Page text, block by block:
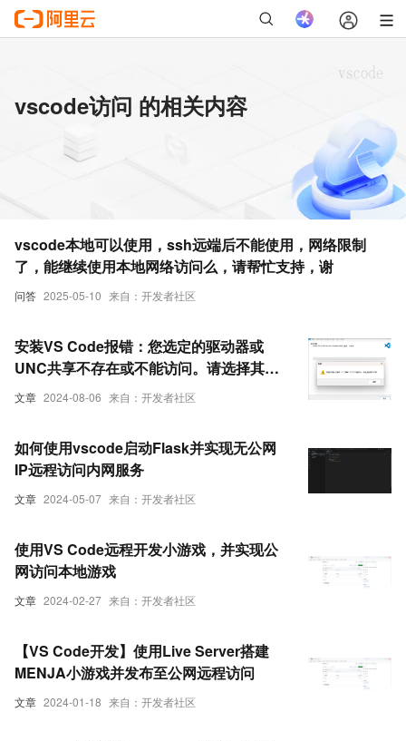
vscode访问 的相关内容
问答 2025-05-10 来自：开发者社区
vscode本地可以使用，ssh远端后不能使用，网络限制
了，能继续使用本地网络访问么，请帮忙支持，谢
文章 2024-08-06 来自：开发者社区
安装VS Code报错：您选定的驱动器或
UNC共享不存在或不能访问。请选择其他
位置。
文章 2024-05-07 来自：开发者社区
如何使用vscode启动Flask并实现无公网
IP远程访问内网服务
文章 2024-02-27 来自：开发者社区
使用VS Code远程开发小游戏，并实现公
网访问本地游戏
文章 2024-01-18 来自：开发者社区
【VS Code开发】使用Live Server搭建
MENJA小游戏并发布至公网远程访问